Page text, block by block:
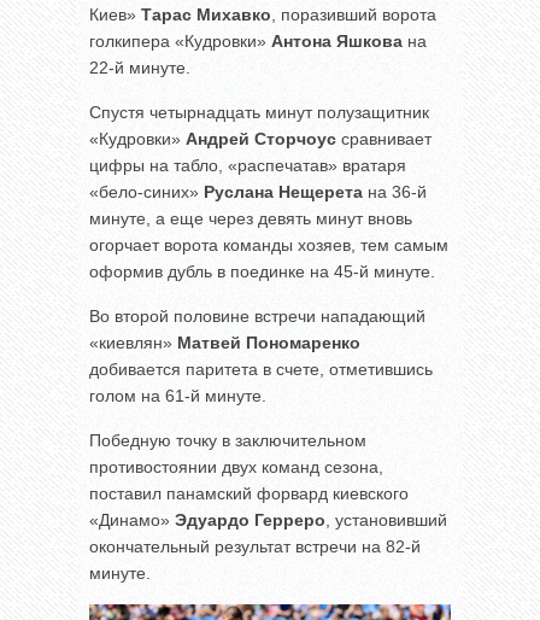
Киев» Тарас Михавко , поразивший ворота
голкипера «Кудровки» Антона Яшкова на
22-й минуте.
Спустя четырнадцать минут полузащитник
«Кудровки» Андрей Сторчоус сравнивает
цифры на табло, «распечатав» вратаря
«бело-синих» Руслана Нещерета на 36-й
минуте, а еще через девять минут вновь
огорчает ворота команды хозяев, тем самым
оформив дубль в поединке на 45-й минуте.
Во второй половине встречи нападающий
«киевлян» Матвей Пономаренко
добивается паритета в счете, отметившись
голом на 61-й минуте.
Победную точку в заключительном
противостоянии двух команд сезона,
поставил панамский форвард киевского
«Динамо» Эдуардо Герреро , установивший
окончательный результат встречи на 82-й
минуте.